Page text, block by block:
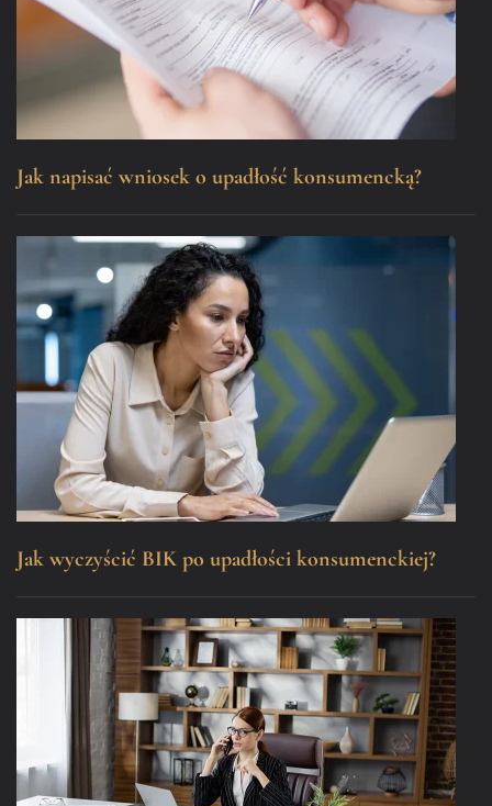
Jak napisać wniosek o upadłość konsumencką?
Jak wyczyścić BIK po upadłości konsumenckiej?